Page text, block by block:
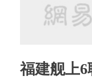
福建舰上